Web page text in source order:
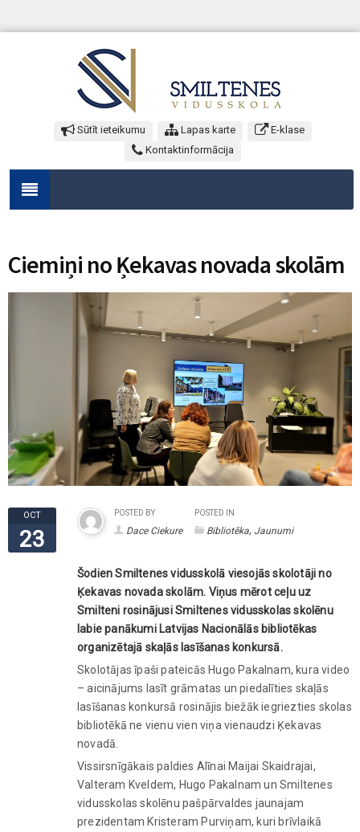
Sūtīt ieteikumu Lapas karte
E-klase
Kontaktinformācija
Ciemiņi no Ķekavas novada skolām
OCT
23
POSTED BY
Dace Ciekure
POSTED IN
Bibliotēka, Jaunumi
Šodien Smiltenes vidusskolā viesojās skolotāji no
Ķekavas novada skolām. Viņus mērot ceļu uz
Smilteni rosinājusi Smiltenes vidusskolas skolēnu
labie panākumi Latvijas Nacionālās bibliotēkas
organizētajā skaļās lasīšanas konkursā.
Skolotājas īpaši pateicās Hugo Pakalnam, kura video
– aicinājums lasīt grāmatas un piedalīties skaļās
lasīšanas konkursā rosinājis biežāk iegriezties skolas
bibliotēkā ne vienu vien viņa vienaudzi Ķekavas
novadā.
Vissirsnīgākais paldies Alīnai Maijai Skaidrajai,
Valteram Kveldem, Hugo Pakalnam un Smiltenes
vidusskolas skolēnu pašpārvaldes jaunajam
prezidentam Kristeram Purviņam, kuri brīvlaikā